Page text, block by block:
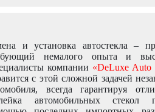
и установка автостекла –
немалого опыта и
компании «DeLuxe Auto
с этой сложной задачей
всегда гарантируя
автомобильных стекол